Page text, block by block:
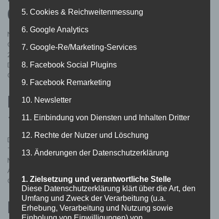
03.11.2012
Nachdem unsere neue Küche pünktlich zum Herbstabtauchen im
Oktober fertigstellt werden konnte, wurde sie am 03. Noveber
2012 mit einem zünftigen gemeinschaftlichen Essen eingeweiht.
Der Tisch war reichhaltig gedeckt. Es gab Kürbissuppe, feuriges
Chili-Con-Carne sowie mehrere leckere Desserts. [nggallery id=7]
Herbstabtauchen am
13.10.2012
Das diesjährige Herbstabtauchen erfreute sich an einer regen
Teilnahme. Zunächst wurden bei schönem Wetter am
Matschelsee Standes-gemäßen Tauchgänge absolviert.
Anschließend gab es dann im Clubheim die nötige Stärkung vom
Grill. [nggallery id=4]
Renovierung der Küche im
5. Cookies & Reichweitenmessung
6. Google Analytics
7. Google-Re/Marketing-Services
8. Facebook Social Plugins
9. Facebook Remarketing
10. Newsletter
11. Einbindung von Diensten und Inhalten Dritter
12. Rechte der Nutzer und Löschung
13. Änderungen der Datenschutzerklärung
1. Zielsetzung und verantwortliche Stelle
Diese Datenschutzerklärung klärt über die Art, den
Umfang und Zweck der Verarbeitung (u.a.
Erhebung, Verarbeitung und Nutzung sowie